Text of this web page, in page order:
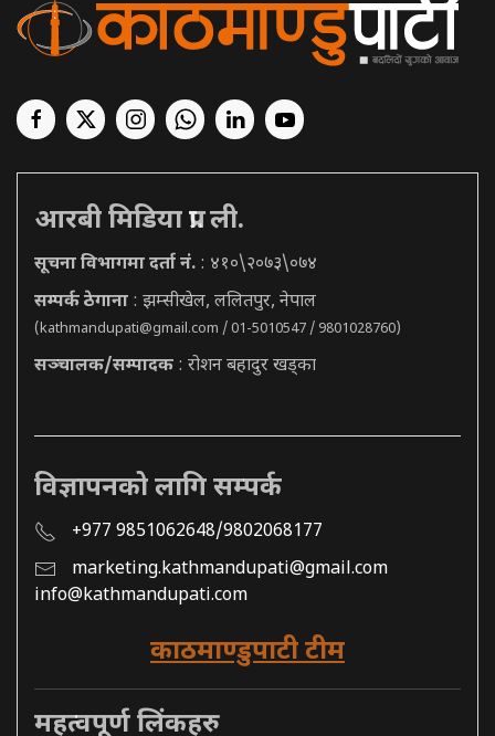
आरबी मिडिया प्रा. ली.
सूचना विभागमा दर्ता नं. : ४१०\२०७३\०७४
सम्पर्क ठेगाना : झम्सीखेल, ललितपुर, नेपाल
(kathmandupati@gmail.com / 01-5010547 / 9801028760)
सञ्चालक/सम्पादक : रोशन बहादुर खड्का
विज्ञापनको लागि सम्पर्क
+977 9851062648/9802068177
marketing.kathmandupati@gmail.com
info@kathmandupati.com
काठमाण्डुपाटी टीम
महत्वपूर्ण लिंकहरु